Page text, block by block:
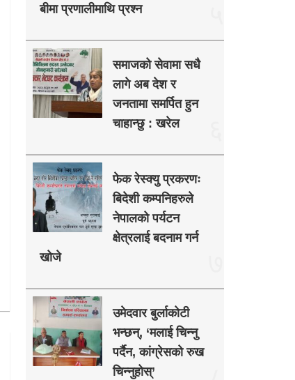
बीमा प्रणालीमाथि प्रश्न
समाजको सेवामा सधै
लागे अब देश र
जनतामा समर्पित हुन
चाहान्छु : खरेल
फेक रेस्क्यु प्रकरणः
बिदेशी कम्पनिहरुले
नेपालको पर्यटन
क्षेत्रलाई बदनाम गर्न
खोजे
उमेदवार बुर्लाकोटी
भन्छन्, ‘मलाई चिन्नु
पर्दैन, कांग्रेसको रुख
चिन्नुहोस्’